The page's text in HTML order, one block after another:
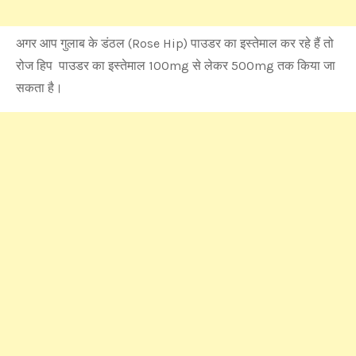
अगर आप गुलाब के डंठल (Rose Hip) पाउडर का इस्तेमाल कर रहे हैं तो
रोज हिप पाउडर का इस्तेमाल 100mg से लेकर 500mg तक किया जा
सकता है।